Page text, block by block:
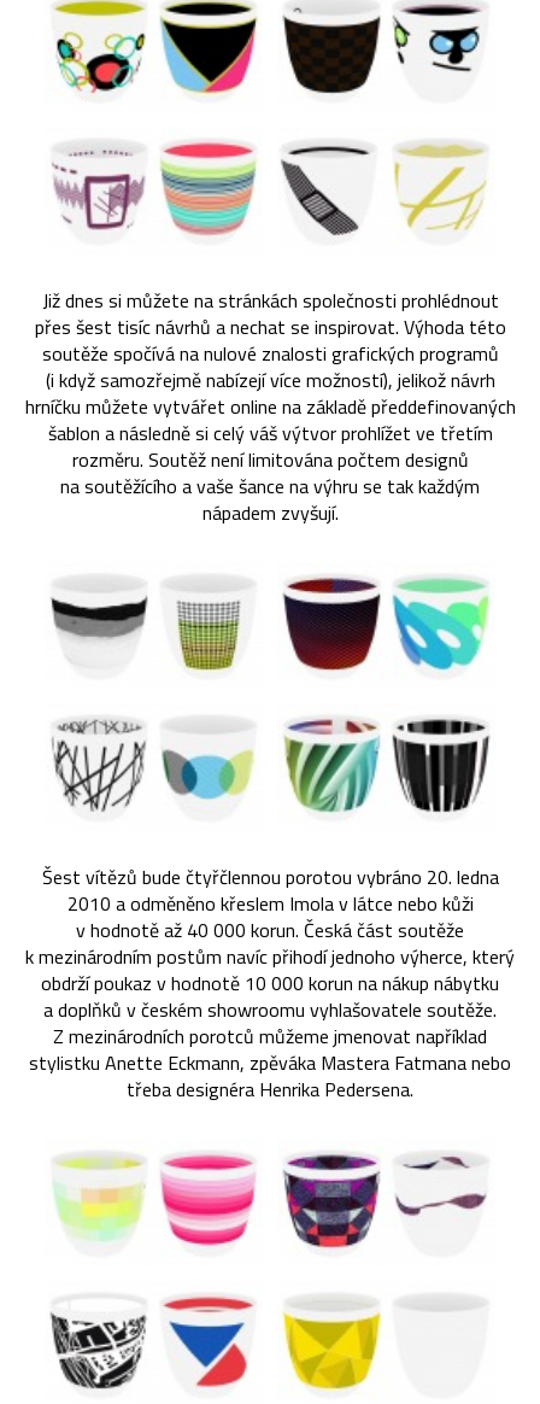
Již dnes si můžete na stránkách společnosti prohlédnout
přes šest tisíc návrhů a nechat se inspirovat. Výhoda této
soutěže spočívá na nulové znalosti grafických programů
(i když samozřejmě nabízejí více možností), jelikož návrh
hrníčku můžete vytvářet online na základě předdefinovaných
šablon a následně si celý váš výtvor prohlížet ve třetím
rozměru. Soutěž není limitována počtem designů
na soutěžícího a vaše šance na výhru se tak každým
nápadem zvyšují.
Šest vítězů bude čtyřčlennou porotou vybráno 20. ledna
2010 a odměněno křeslem Imola v látce nebo kůži
v hodnotě až 40 000 korun. Česká část soutěže
k mezinárodním postům navíc přihodí jednoho výherce, který
obdrží poukaz v hodnotě 10 000 korun na nákup nábytku
a doplňků v českém showroomu vyhlašovatele soutěže.
Z mezinárodních porotců můžeme jmenovat například
stylistku Anette Eckmann, zpěváka Mastera Fatmana nebo
třeba designéra Henrika Pedersena.